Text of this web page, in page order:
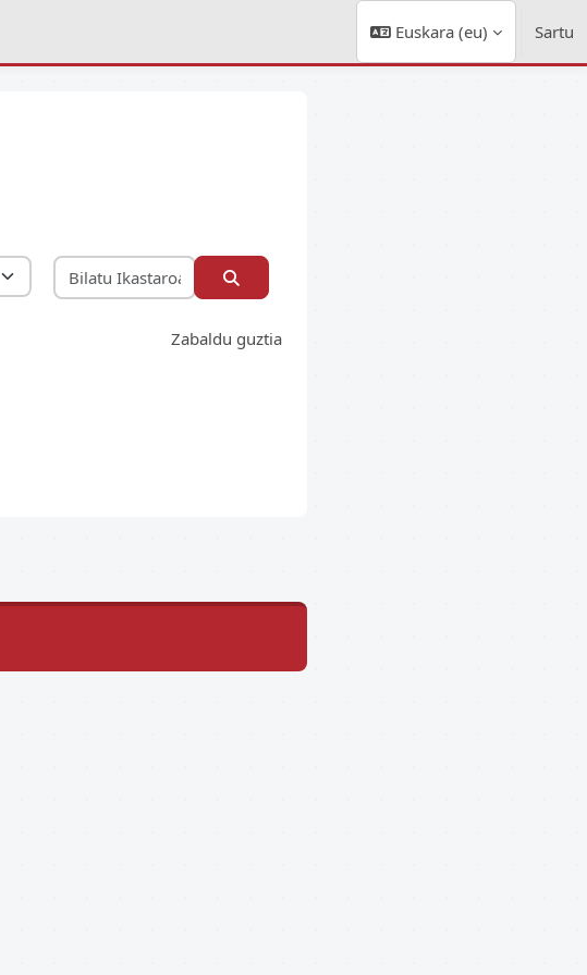
Euskara ‎(eu)‎ Sartu
Bilatu Ikastaroak
Bilatu Ikastaroak
Zabaldu guztia